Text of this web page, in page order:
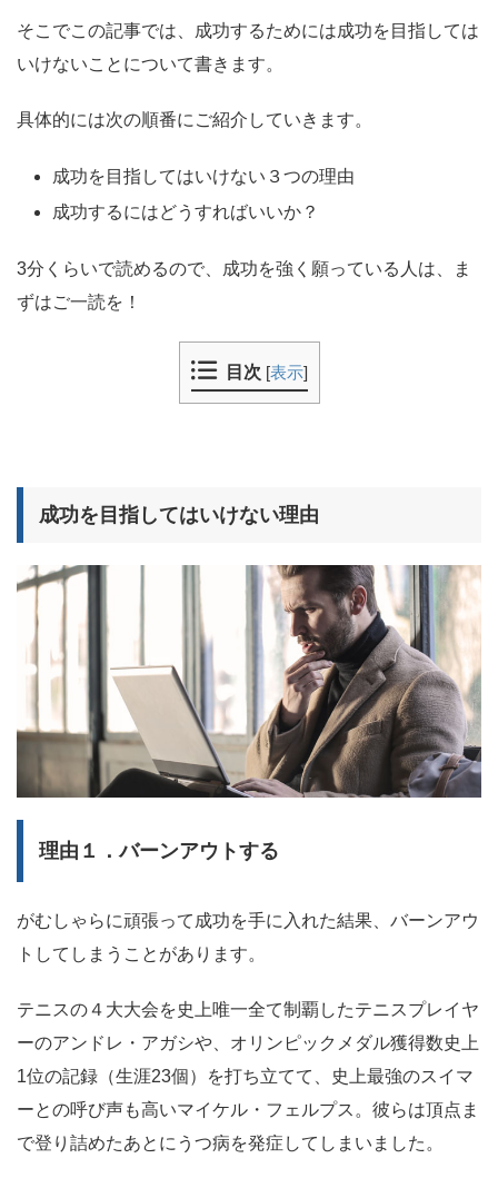
そこでこの記事では、成功するためには成功を目指しては
いけないことについて書きます。
具体的には次の順番にご紹介していきます。
成功を目指してはいけない３つの理由
成功するにはどうすればいいか？
3分くらいで読めるので、成功を強く願っている人は、ま
ずはご一読を！
目次 [表示]
成功を目指してはいけない理由
理由１．バーンアウトする
がむしゃらに頑張って成功を手に入れた結果、バーンアウ
トしてしまうことがあります。
テニスの４大大会を史上唯一全て制覇したテニスプレイヤ
ーのアンドレ・アガシや、オリンピックメダル獲得数史上
1位の記録（生涯23個）を打ち立てて、史上最強のスイマ
ーとの呼び声も高いマイケル・フェルプス。彼らは頂点ま
で登り詰めたあとにうつ病を発症してしまいました。